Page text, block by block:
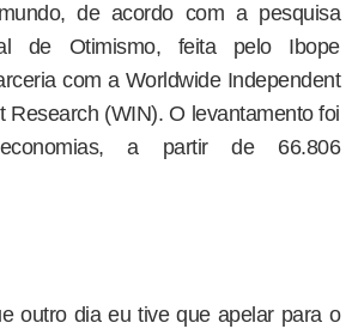
de acordo com a pesquisa
de Otimismo, feita pelo Ibope
com a Worldwide Independent
Research (WIN). O levantamento foi
a partir de 66.806
outro dia eu tive que apelar para o